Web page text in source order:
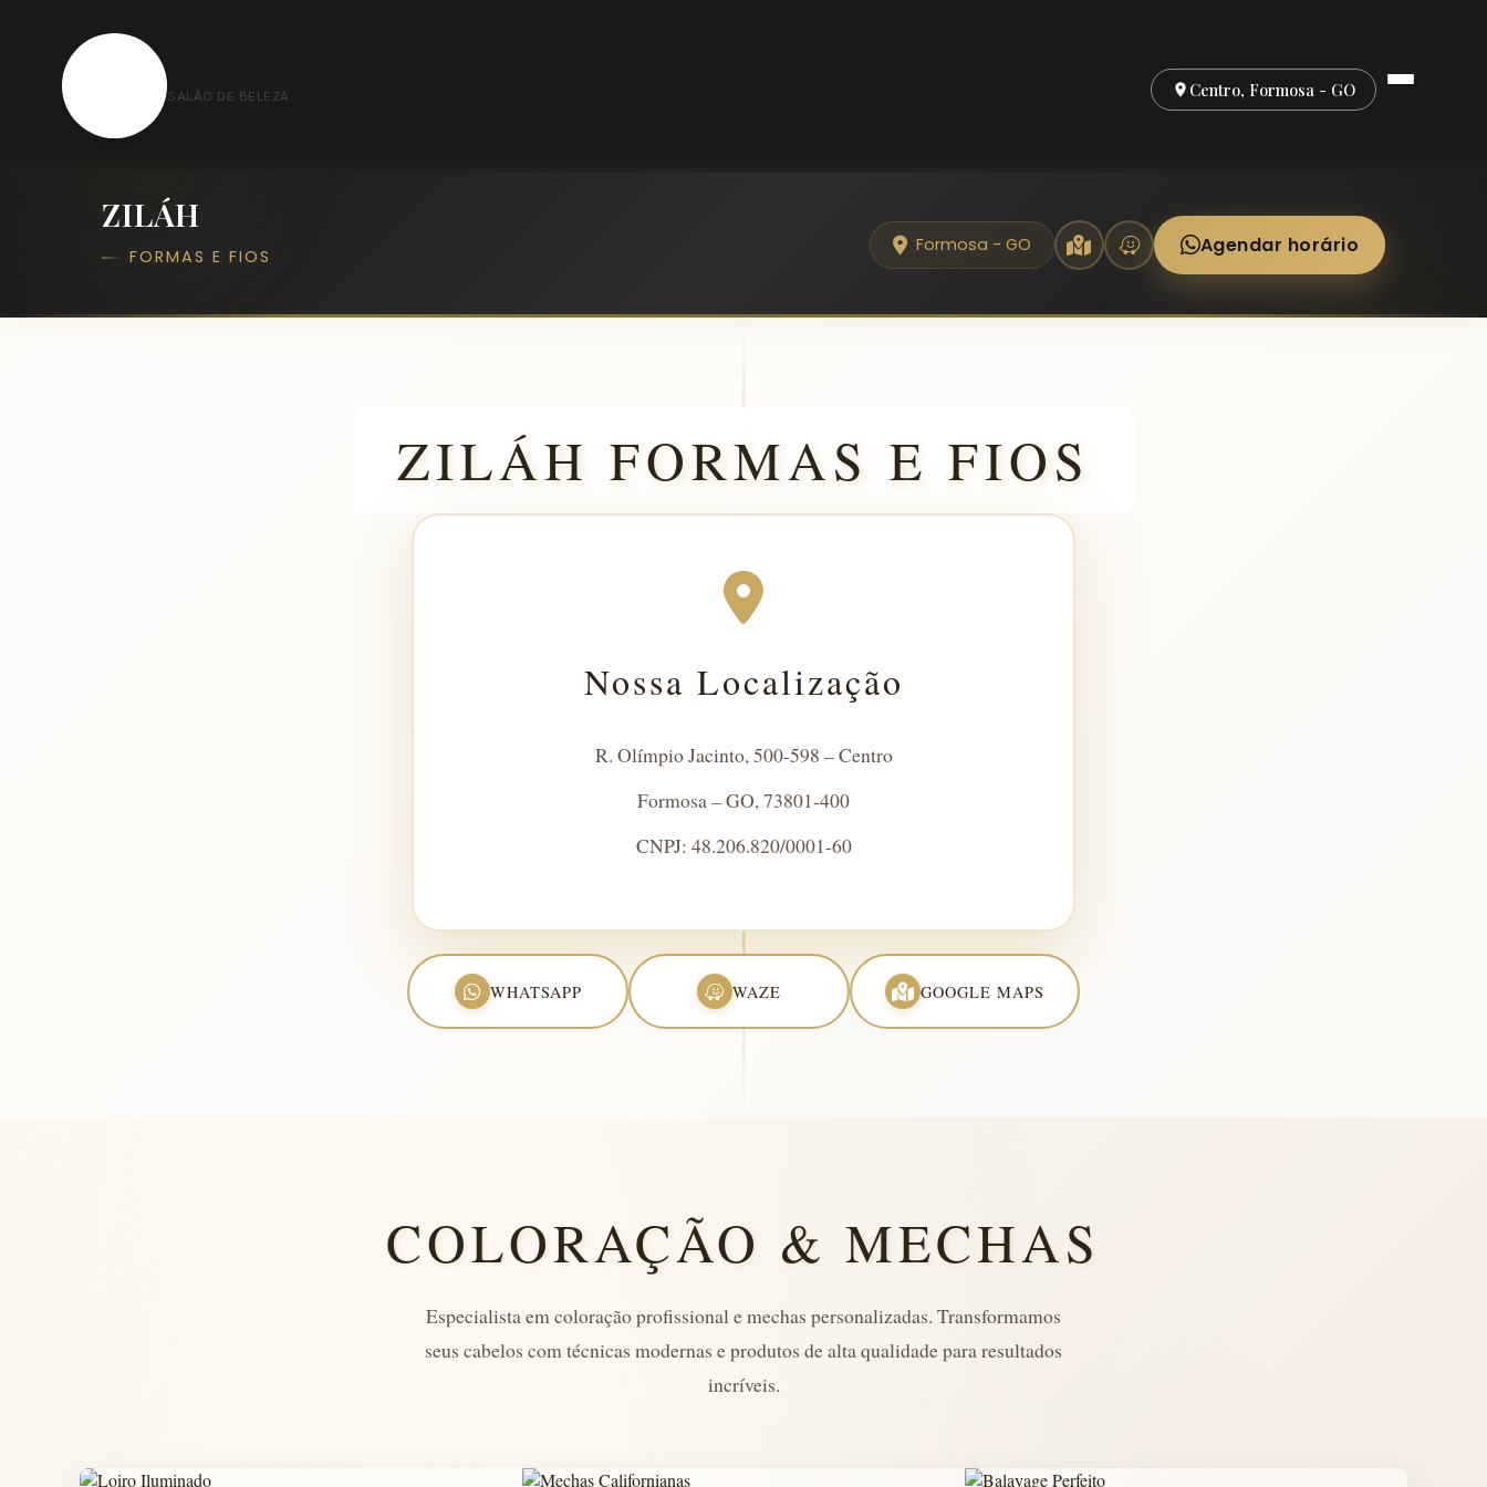
SALÃO DE BELEZA Centro, Formosa - GO
ZILÁH
FORMAS E FIOS
Formosa - GO Agendar horário
ZILÁH FORMAS E FIOS
Nossa Localização
R. Olímpio Jacinto, 500-598 – Centro
Formosa – GO, 73801-400
CNPJ: 48.206.820/0001-60
WHATSAPP WAZE GOOGLE MAPS
COLORAÇÃO & MECHAS
Especialista em coloração profissional e mechas personalizadas. Transformamos
seus cabelos com técnicas modernas e produtos de alta qualidade para resultados
incríveis.